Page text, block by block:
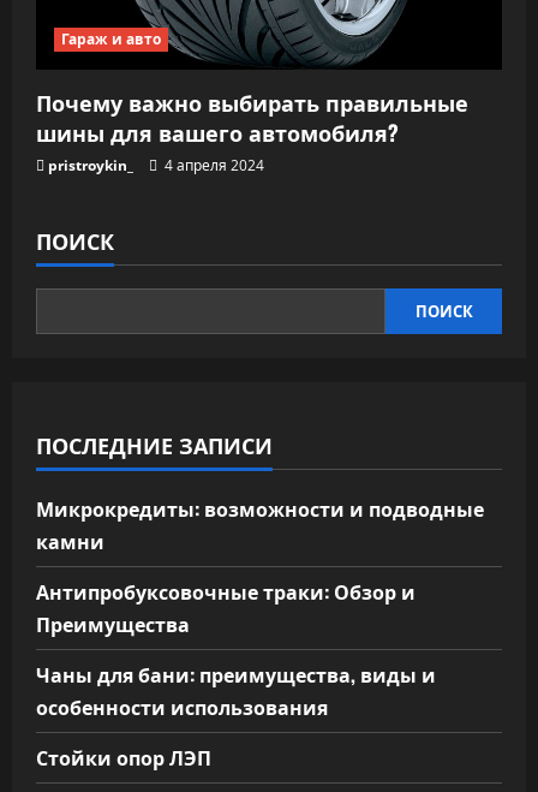
Гараж и авто
Почему важно выбирать правильные
шины для вашего автомобиля?
pristroykin_ 4 апреля 2024
ПОИСК
ПОИСК
ПОСЛЕДНИЕ ЗАПИСИ
Микрокредиты: возможности и подводные
камни
Антипробуксовочные траки: Обзор и
Преимущества
Чаны для бани: преимущества, виды и
особенности использования
Стойки опор ЛЭП